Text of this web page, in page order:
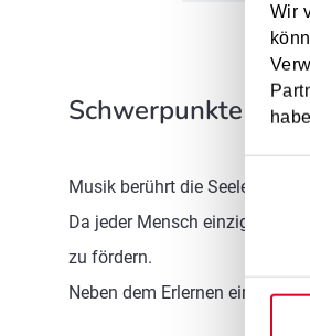
Wir
Schwerpunkte im
Musik berührt die Seele,
Da jeder Mensch einzigartig
zu fördern.
Neben dem Erlernen einer